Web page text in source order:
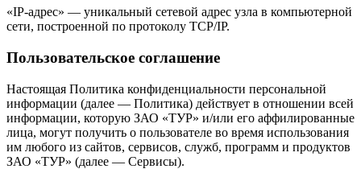
«IP-адрес» — уникальный сетевой адрес узла в компьютерной
сети, построенной по протоколу TCP/IP.
Пользовательское соглашение
Настоящая Политика конфиденциальности персональной
информации (далее — Политика) действует в отношении всей
информации, которую ЗАО «ТУР» и/или его аффилированные
лица, могут получить о пользователе во время использования
им любого из сайтов, сервисов, служб, программ и продуктов
ЗАО «ТУР» (далее — Сервисы).